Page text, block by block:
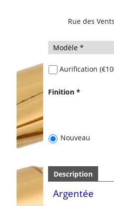
Rue des
Aurification (
Finition *
Nouveau
Description
Argentée